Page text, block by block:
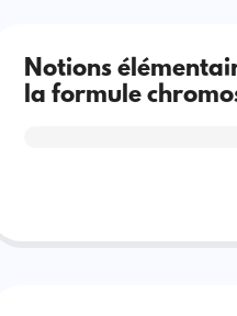
Notions
la formule